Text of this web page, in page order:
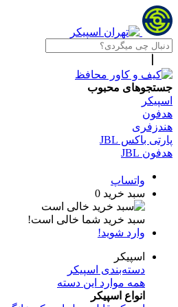
جستجوهای محبوب
اسپیکر
هدفون
هندزفری
پارتی باکس JBL
هدفون JBL
واتساپ
سبد خرید 0
سبد خرید شما خالی است!
وارد شوید!
اسپیکر
دسته‌بندی اسپیکر
همه موارد این دسته
انواع اسپیکر